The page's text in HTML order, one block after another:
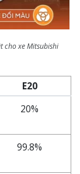
cho xe Mitsubishi
E20
20%
99.8%